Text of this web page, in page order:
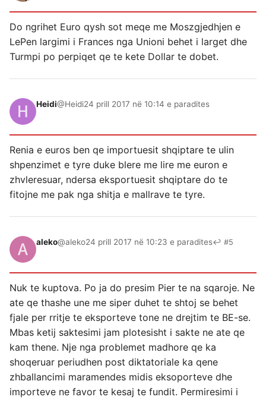
Do ngrihet Euro qysh sot meqe me Moszgjedhjen e
LePen largimi i Frances nga Unioni behet i larget dhe
Turmpi po perpiqet qe te kete Dollar te dobet.
Heidi@Heidi24 prill 2017 në 10:14 e paradites
Renia e euros ben qe importuesit shqiptare te ulin
shpenzimet e tyre duke blere me lire me euron e
zhvleresuar, ndersa eksportuesit shqiptare do te
fitojne me pak nga shitja e mallrave te tyre.
aleko@aleko24 prill 2017 në 10:23 e paradites↩ #5
Nuk te kuptova. Po ja do presim Pier te na sqaroje. Ne
ate qe thashe une me siper duhet te shtoj se behet
fjale per rritje te eksporteve tone ne drejtim te BE-se.
Mbas ketij saktesimi jam plotesisht i sakte ne ate qe
kam thene. Nje nga problemet madhore qe ka
shoqeruar periudhen post diktatoriale ka qene
zhballancimi maramendes midis eksoporteve dhe
importeve ne favor te kesaj te fundit. Permiresimi i